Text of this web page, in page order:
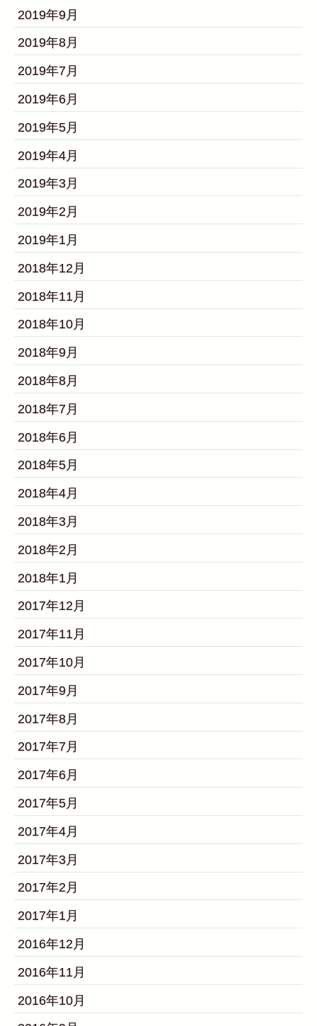
2019年9月
2019年8月
2019年7月
2019年6月
2019年5月
2019年4月
2019年3月
2019年2月
2019年1月
2018年12月
2018年11月
2018年10月
2018年9月
2018年8月
2018年7月
2018年6月
2018年5月
2018年4月
2018年3月
2018年2月
2018年1月
2017年12月
2017年11月
2017年10月
2017年9月
2017年8月
2017年7月
2017年6月
2017年5月
2017年4月
2017年3月
2017年2月
2017年1月
2016年12月
2016年11月
2016年10月